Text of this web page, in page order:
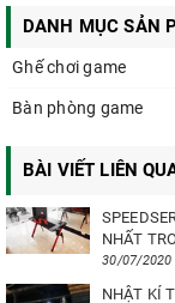
DANH MỤC SẢN
Ghế chơi game
Bàn phòng game
BÀI VIẾT LIÊN
NHẤT
30/07/2020
NHẬT KÍ